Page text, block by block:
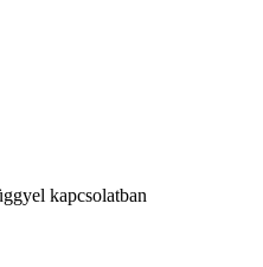
kapcsolatban